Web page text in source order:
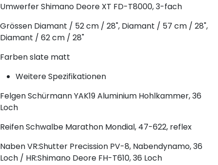
UmwerferShimano Deore XT FD-T8000, 3-fach
Grössen Diamant / 52 cm / 28", Diamant / 57 cm / 28",
Diamant / 62 cm / 28"
Farbenslate matt
Weitere Spezifikationen
FelgenSchürmann YAK19 Aluminium Hohlkammer, 36
Loch
ReifenSchwalbe Marathon Mondial, 47-622, reflex
NabenVR:Shutter Precission PV-8, Nabendynamo, 36
Loch / HR:Shimano Deore FH-T610, 36 Loch